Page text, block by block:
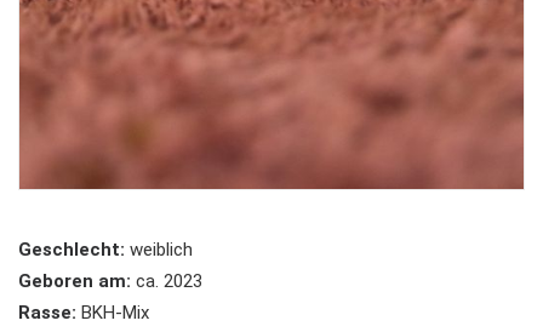
Geschlecht: weiblich
Geboren am: ca. 2023
Rasse: BKH-Mix